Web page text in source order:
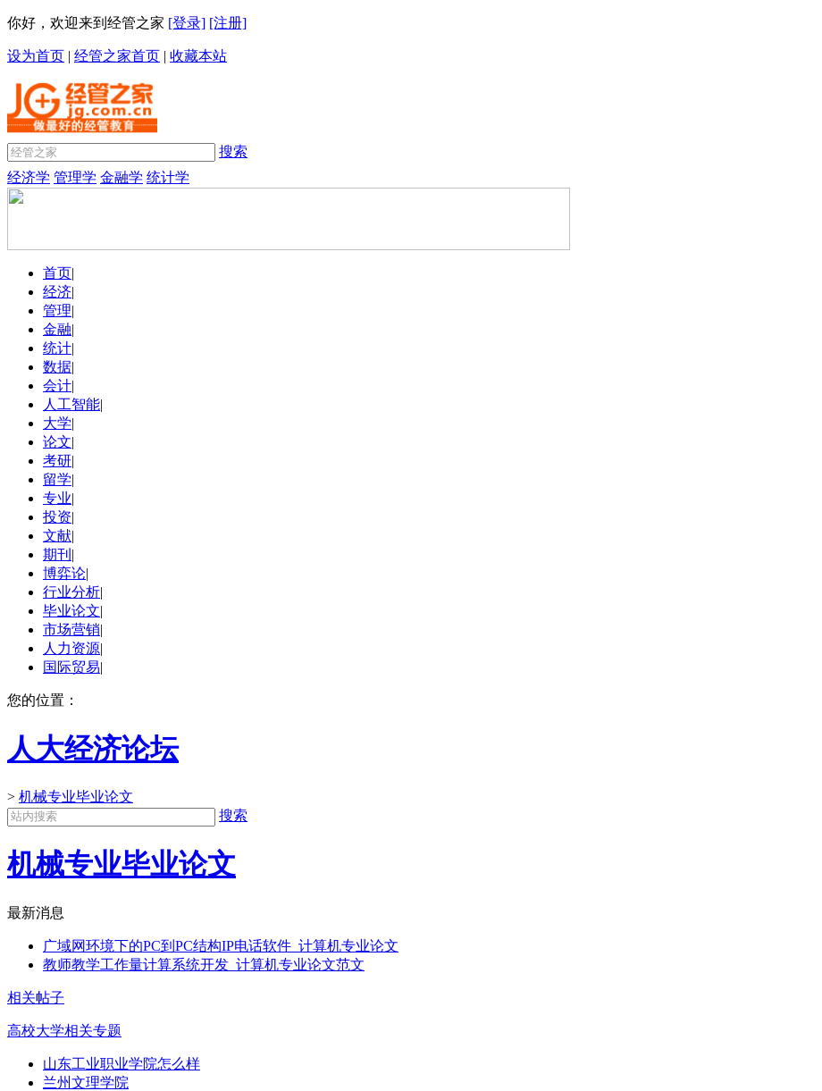
你好，欢迎来到经管之家 [登录] [注册]
设为首页 | 经管之家首页 | 收藏本站
搜索
经济学 管理学 金融学 统计学
首页|
经济|
管理|
金融|
统计|
数据|
会计|
人工智能|
大学|
论文|
考研|
留学|
专业|
投资|
文献|
期刊 |
博弈论|
行业分析|
毕业论文|
市场营销|
人力资源|
国际贸易|
您的位置：
人大经济论坛
> 机械专业毕业论文
搜索
机械专业毕业论文
最新消息
广域网环境下的PC到PC结构IP电话软件_计算机专业论文
教师教学工作量计算系统开发_计算机专业论文范文
相关帖子
高校大学相关专题
山东工业职业学院怎么样
兰州文理学院